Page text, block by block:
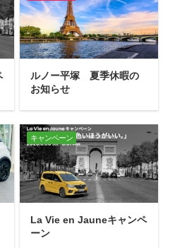
ルノー平塚 夏季休暇の
お知らせ
キャンペーン
La Vie en Jauneキャンペ
ーン